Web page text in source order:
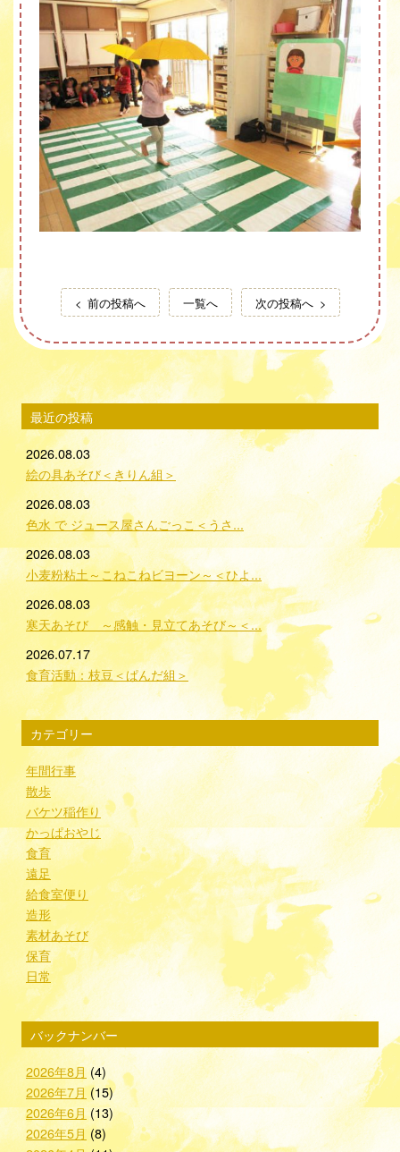
前の投稿へ 一覧へ 次の投稿へ
最近の投稿
2026.08.03
絵の具あそび＜きりん組＞
2026.08.03
色水 で ジュース屋さんごっこ＜うさ...
2026.08.03
小麦粉粘土～こねこねビヨーン～＜ひよ...
2026.08.03
寒天あそび ～感触・見立てあそび～＜...
2026.07.17
食育活動：枝豆＜ぱんだ組＞
カテゴリー
年間行事
散歩
バケツ稲作り
かっぱおやじ
食育
遠足
給食室便り
造形
素材あそび
保育
日常
バックナンバー
2026年8月 (4)
2026年7月(15)
2026年6月(13)
2026年5月 (8)